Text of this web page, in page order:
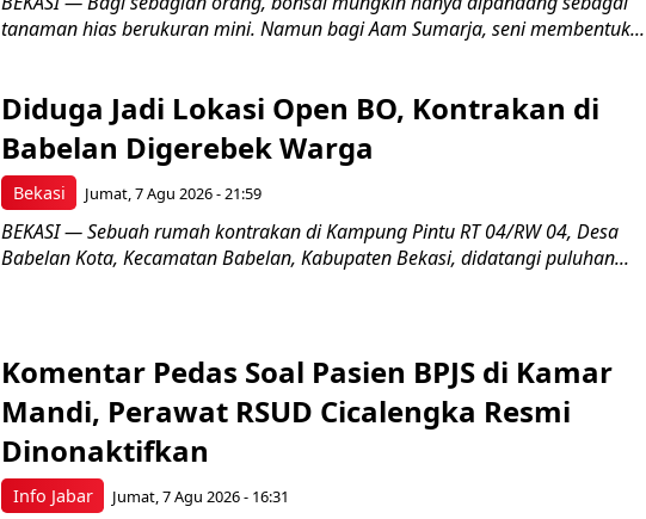
tanaman hias berukuran mini. Namun bagi Aam Sumarja, seni membentuk...
Bekasi
Diduga Jadi Lokasi Open BO, Kontrakan di
Babelan Digerebek Warga
Jumat, 7 Agu 2026 - 21:59
BEKASI — Sebuah rumah kontrakan di Kampung Pintu RT 04/RW 04, Desa
Babelan Kota, Kecamatan Babelan, Kabupaten Bekasi, didatangi puluhan...
Info Jabar
Komentar Pedas Soal Pasien BPJS di Kamar
Mandi, Perawat RSUD Cicalengka Resmi
Dinonaktifkan
Jumat, 7 Agu 2026 - 16:31